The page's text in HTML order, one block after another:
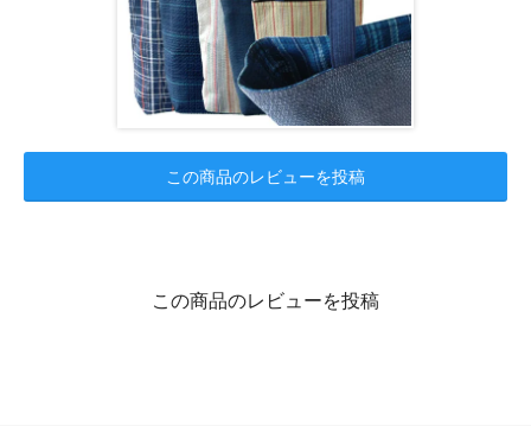
この商品のレビューを投稿
この商品のレビューを投稿